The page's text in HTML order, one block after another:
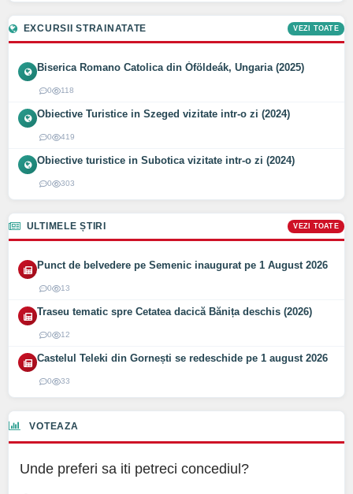
EXCURSII STRAINATATE VEZI TOATE
Biserica Romano Catolica din Óföldeák, Ungaria (2025)
0 118
Obiective Turistice in Szeged vizitate intr-o zi (2024)
0 419
Obiective turistice in Subotica vizitate intr-o zi (2024)
0 303
ULTIMELE ȘTIRI VEZI TOATE
Punct de belvedere pe Semenic inaugurat pe 1 August 2026
0 13
Traseu tematic spre Cetatea dacică Bănița deschis (2026)
0 12
Castelul Teleki din Gornești se redeschide pe 1 august 2026
0 33
VOTEAZA
Unde preferi sa iti petreci concediul?